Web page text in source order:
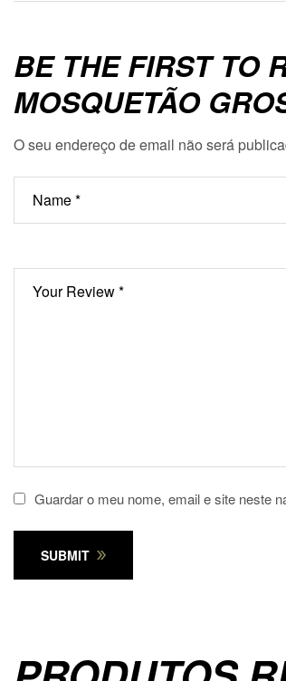
BE THE FIRST TO
MOSQUETÃO
O seu endereço de email não será
Guardar o meu nome, email e site neste
SUBMIT